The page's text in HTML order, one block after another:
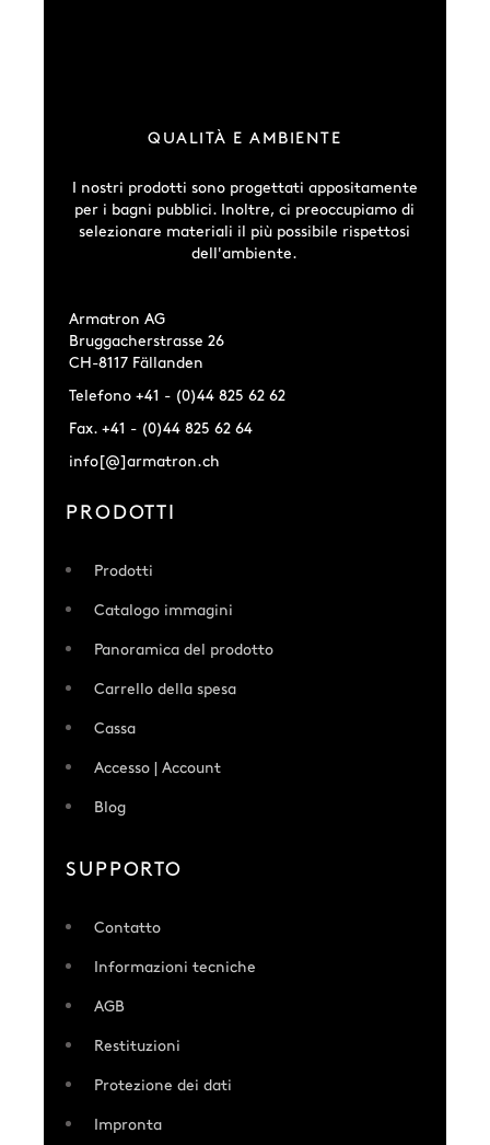
QUALITÀ E AMBIENTE
I nostri prodotti sono progettati appositamente
per i bagni pubblici. Inoltre, ci preoccupiamo di
selezionare materiali il più possibile rispettosi
dell'ambiente.
Armatron AG
Bruggacherstrasse 26
CH-8117 Fällanden
Telefono +41 - (0)44 825 62 62
Fax. +41 - (0)44 825 62 64
info[@]armatron.ch
PRODOTTI
Prodotti
Catalogo immagini
Panoramica del prodotto
Carrello della spesa
Cassa
Accesso | Account
Blog
SUPPORTO
Contatto
Informazioni tecniche
AGB
Restituzioni
Protezione dei dati
Impronta